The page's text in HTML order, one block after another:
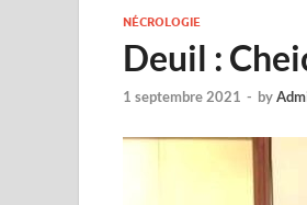
NÉCROLOGIE
Deuil :
1 septembre 2021 - by